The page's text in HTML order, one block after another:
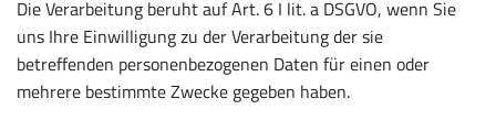
Die Verarbeitung beruht auf Art. 6 I lit. a DSGVO, wenn Sie
uns Ihre Einwilligung zu der Verarbeitung der sie
betreffenden personenbezogenen Daten für einen oder
mehrere bestimmte Zwecke gegeben haben.